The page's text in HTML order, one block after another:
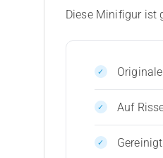
Diese Minifigur ist
Auf